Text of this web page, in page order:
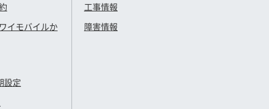
イモバイルか
設定
工事情報
障害情報